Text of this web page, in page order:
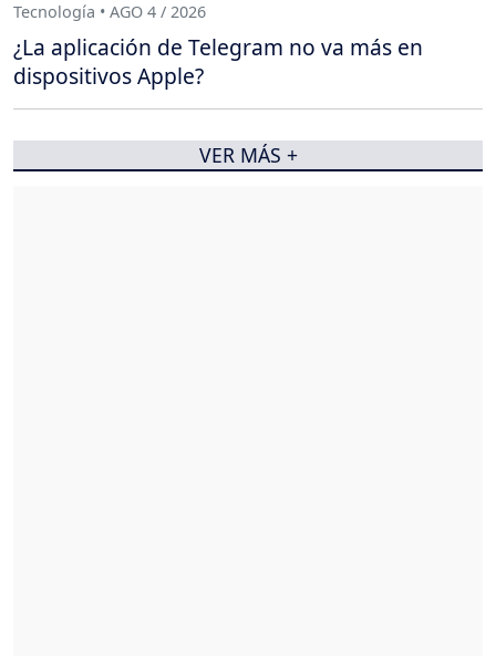
Tecnología • AGO 4 / 2026
¿La aplicación de Telegram no va más en
dispositivos Apple?
VER MÁS +